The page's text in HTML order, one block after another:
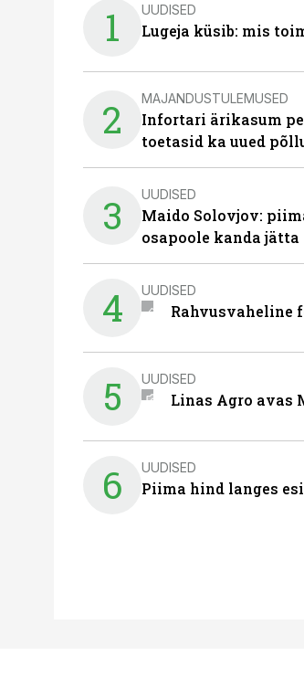
1 UUDISED
Lugeja küsib: mis
2 MAJANDUSTULEMUSED
Infortari ärikasum
toetasid ka uued
3 UUDISED
Maido Solovjov:
osapoole kanda jätta
4 UUDISED
Rahvusvaheline
5 UUDISED
Linas Agro avas
6 UUDISED
Piima hind langes